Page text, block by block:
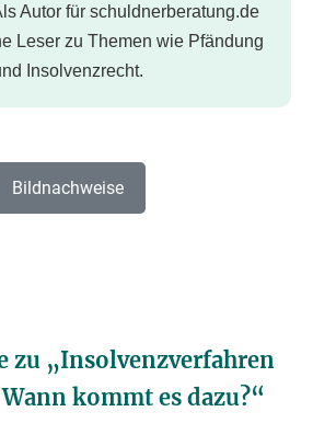
Autor für schuldnerberatung.de
Leser zu Themen wie Pfändung
Insolvenzrecht.
Bildnachweise
zu „Insolvenzverfahren
kommt es dazu?“